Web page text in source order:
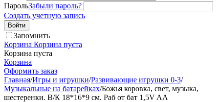
ПарольЗабыли пароль?
Создать учетную запись
Войти
Запомнить
Корзина Корзина пуста
Корзина пуста
Корзина
Оформить заказ
Главная/Игры и игрушки/Развивающие игрушки 0-3/
Музыкальные на батарейках/Божья коровка, свет, музыка,
шестеренки. В/К 18*16*9 см. Раб от бат 1,5V AA